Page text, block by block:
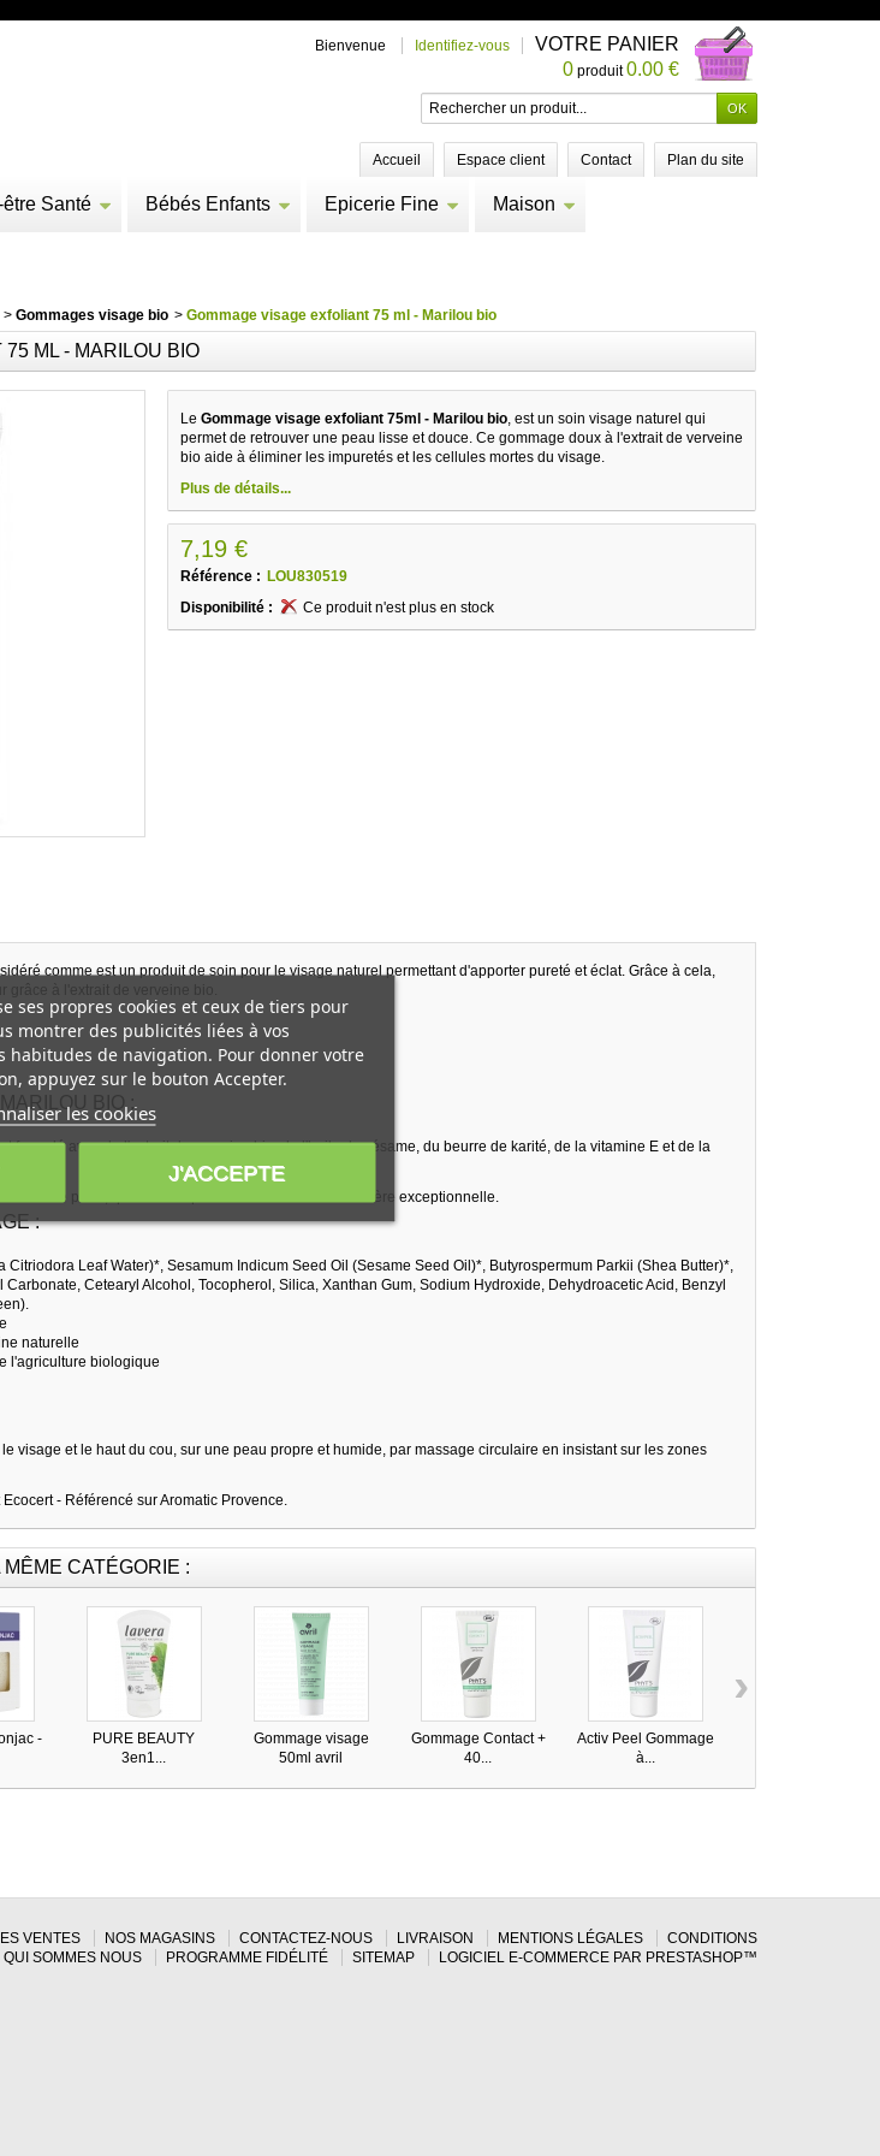
Bienvenue Identifiez-vous
VOTRE PANIER
0 produit0.00 €
Accueil Espace client Contact Plan du site
être Santé Bébés Enfants Epicerie Fine Maison
> Gommages visage bio > Gommage visage exfoliant 75 ml - Marilou bio
ML - MARILOU BIO
LeGommage visage exfoliant 75ml - Marilou bio, est un soin visage naturel qui
permet de retrouver une peau lisse et douce. Ce gommage doux à l'extrait de verveine
bio aide à éliminer les impuretés et les cellules mortes du visage.
Plus de détails...
7,19 €
Référence : LOU830519
Disponibilité :
Ce produit n'est plus en stock
comme est un produit de soin pour le visage naturel permettant d'apporter pureté et éclat. Grâce à cela,
grâce à l'extrait de verveine bio.
BIO :
formulé avec de l'extrait de verveine bio, de l'huile de sésame, du beurre de karité, de la vitamine E et de la
votre peau, que ce soit quotidiennement ou de manière exceptionnelle.
:
Leaf Water)*, Sesamum Indicum Seed Oil (Sesame Seed Oil)*, Butyrospermum Parkii (Shea Butter)*,
Cetearyl Alcohol, Tocopherol, Silica, Xanthan Gum, Sodium Hydroxide, Dehydroacetic Acid, Benzyl
naturelle
l'agriculture biologique
visage et le haut du cou, sur une peau propre et humide, par massage circulaire en insistant sur les zones
- Référencé sur Aromatic Provence.
CATÉGORIE :
-
PURE BEAUTY
3en1...
Gommage visage
50ml avril
Gommage Contact +
40...
Activ Peel Gommage
à...
›
VENTES NOS MAGASINS CONTACTEZ-NOUS LIVRAISON MENTIONS LÉGALES
CONDITIONS
QUI SOMMES NOUS PROGRAMME FIDÉLITÉ SITEMAP LOGICIEL E-COMMERCE PAR PRESTASHOP™
ses propres cookies et ceux de tiers pour
montrer des publicités liées à vos
habitudes de navigation. Pour donner votre
appuyez sur le bouton Accepter.
les cookies
J'ACCEPTE